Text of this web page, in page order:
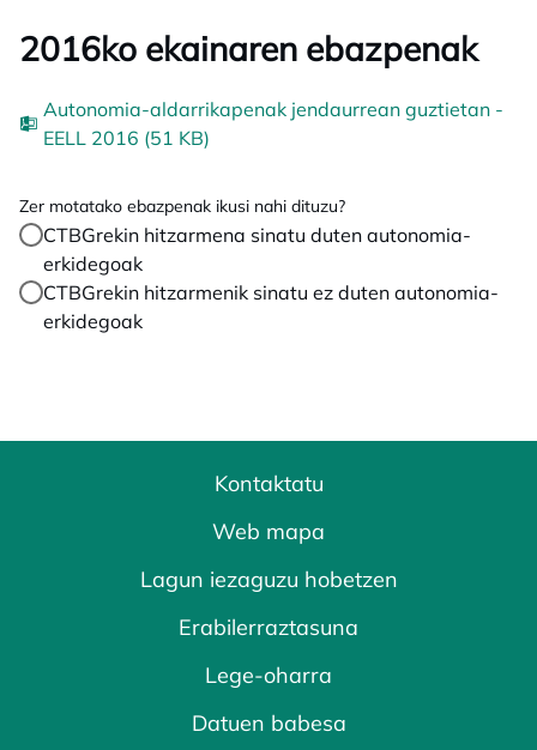
2016ko ekainaren ebazpenak
Autonomia-aldarrikapenak jendaurrean guztietan -
EELL 2016 (51 KB)
Zer motatako ebazpenak ikusi nahi dituzu?
CTBGrekin hitzarmena sinatu duten autonomia-
erkidegoak
CTBGrekin hitzarmenik sinatu ez duten autonomia-
erkidegoak
Kontaktatu
Web mapa
Lagun iezaguzu hobetzen
Erabilerraztasuna
Lege-oharra
Datuen babesa